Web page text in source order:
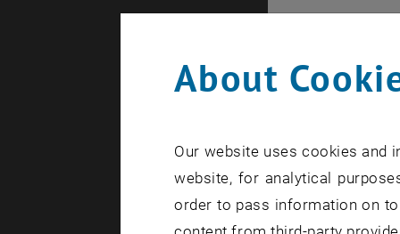
Inspiriert
leisten.
Wir
und
zieht.
About
Our website uses cookies and
website, for analytical
order to pass information on